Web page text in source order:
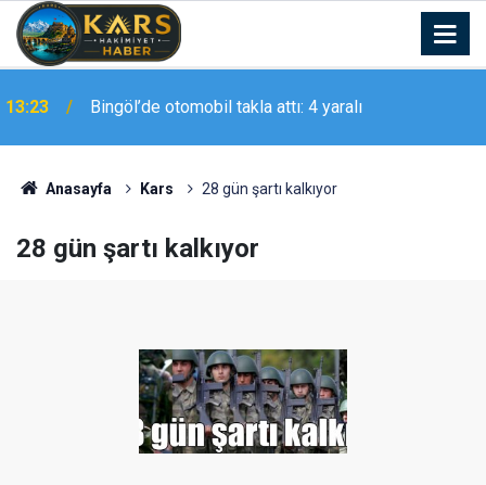
13:02
tutuklama
Anasayfa Kars 28 gün şartı kalkıyor
28 gün şartı kalkıyor